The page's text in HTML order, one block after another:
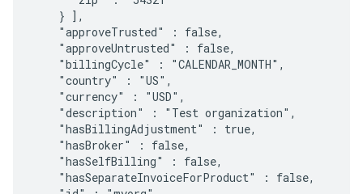
    } ],
    "approveTrusted" : false,
    "approveUntrusted" : false,
    "billingCycle" : "CALENDAR_MONTH",
    "country" : "US",
    "currency" : "USD",
    "description" : "Test organization",
    "hasBillingAdjustment" : true,
    "hasBroker" : false,
    "hasSelfBilling" : false,
    "hasSeparateInvoiceForProduct" : false,